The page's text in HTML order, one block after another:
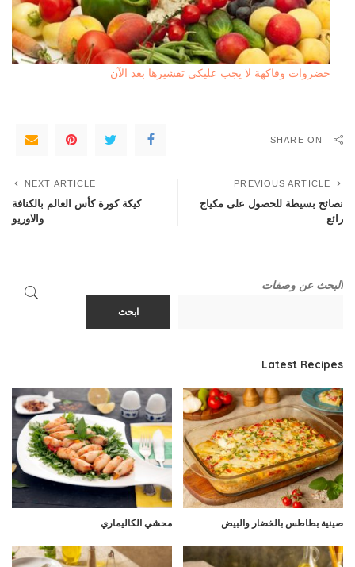
خضروات وفاكهة لا يجب عليكي تقشيرها بعد الآن
SHARE ON
PREVIOUS ARTICLE
نصائح بسيطة للحصول على مكياج
رائع
NEXT ARTICLE
كيكة كورة كأس العالم بالكنافة
والاوريو
البحث عن وصفات
ابحث
Latest Recipes
صينية بطاطس بالخضار والبيض محشي الكاليماري